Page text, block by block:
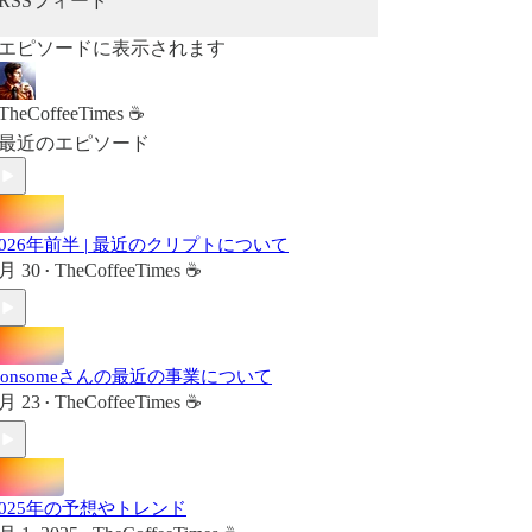
ピソードに表示されます
☕
近のエピソード
年前半 | 最近のクリプトについて
30 • TheCoffeeTimes ☕
さんの最近の事業について
23 • TheCoffeeTimes ☕
年の予想やトレンド